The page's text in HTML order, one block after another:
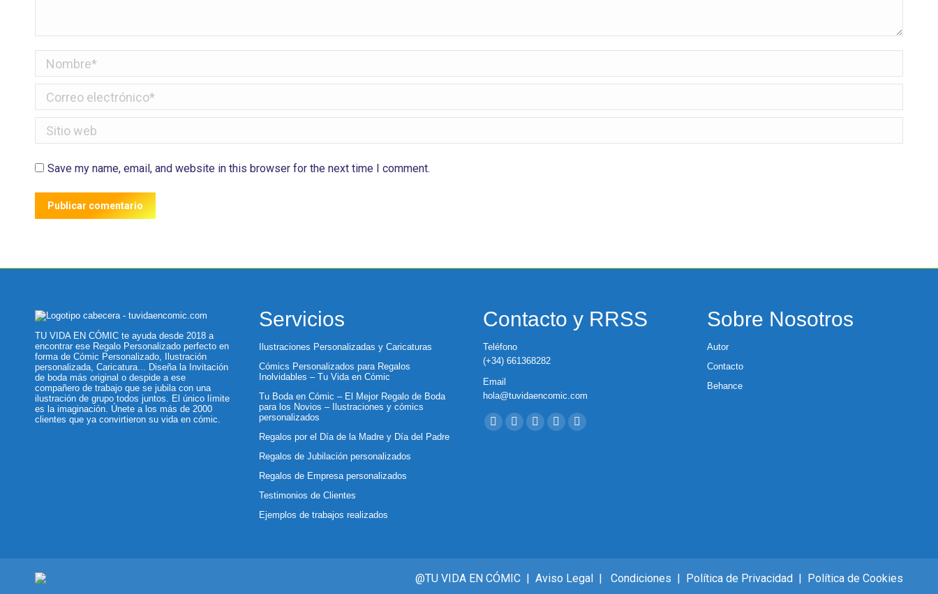
Nombre *
Correo electrónico *
Sitio web
Save my name, email, and website in this browser for the next time I comment.
Publicar comentario
TU VIDA EN CÓMIC te ayuda desde 2018 a
encontrar ese Regalo Personalizado perfecto en
forma de Cómic Personalizado, Ilustración
personalizada, Caricatura... Diseña la Invitación
de boda más original o despide a ese
compañero de trabajo que se jubila con una
ilustración de grupo todos juntos. El único límite
es la imaginación. Únete a los más de 2000
clientes que ya convirtieron su vida en cómic.
Servicios
Ilustraciones Personalizadas y Caricaturas
Cómics Personalizados para Regalos
Inolvidables – Tu Vida en Cómic
Tu Boda en Cómic – El Mejor Regalo de Boda
para los Novios – Ilustraciones y cómics
personalizados
Regalos por el Día de la Madre y Día del Padre
Regalos de Jubilación personalizados
Regalos de Empresa personalizados
Testimonios de Clientes
Ejemplos de trabajos realizados
Contacto y RRSS
Teléfono
(+34) 661368282
Email
hola@tuvidaencomic.com
Encuéntranos en:
Facebook
X
YouTubeInstagramWhatsapp
Sobre Nosotros
Autor
Contacto
Behance
@TU VIDA EN CÓMIC | Aviso Legal | Condiciones | Política de Privacidad | Política de Cookies